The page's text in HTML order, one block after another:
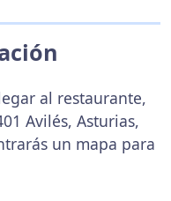
al restaurante,
Avilés, Asturias,
un mapa para